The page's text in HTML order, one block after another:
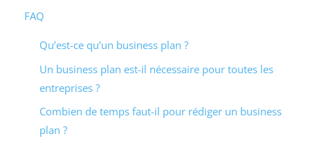
FAQ
Qu’est-ce qu’un business plan ?
Un business plan est-il nécessaire pour toutes les
entreprises ?
Combien de temps faut-il pour rédiger un business
plan ?